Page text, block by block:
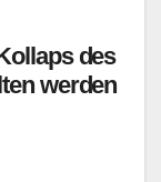
des
werden